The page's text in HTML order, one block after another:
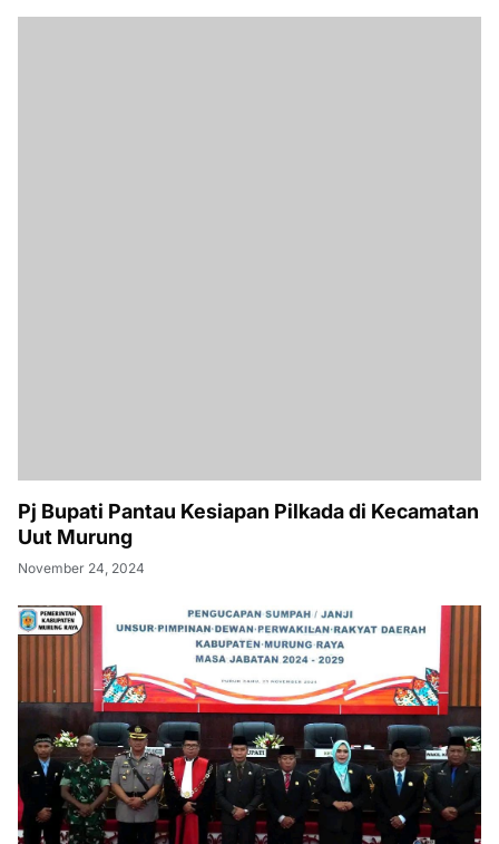
Pj Bupati Pantau Kesiapan Pilkada di Kecamatan
Uut Murung
November 24, 2024